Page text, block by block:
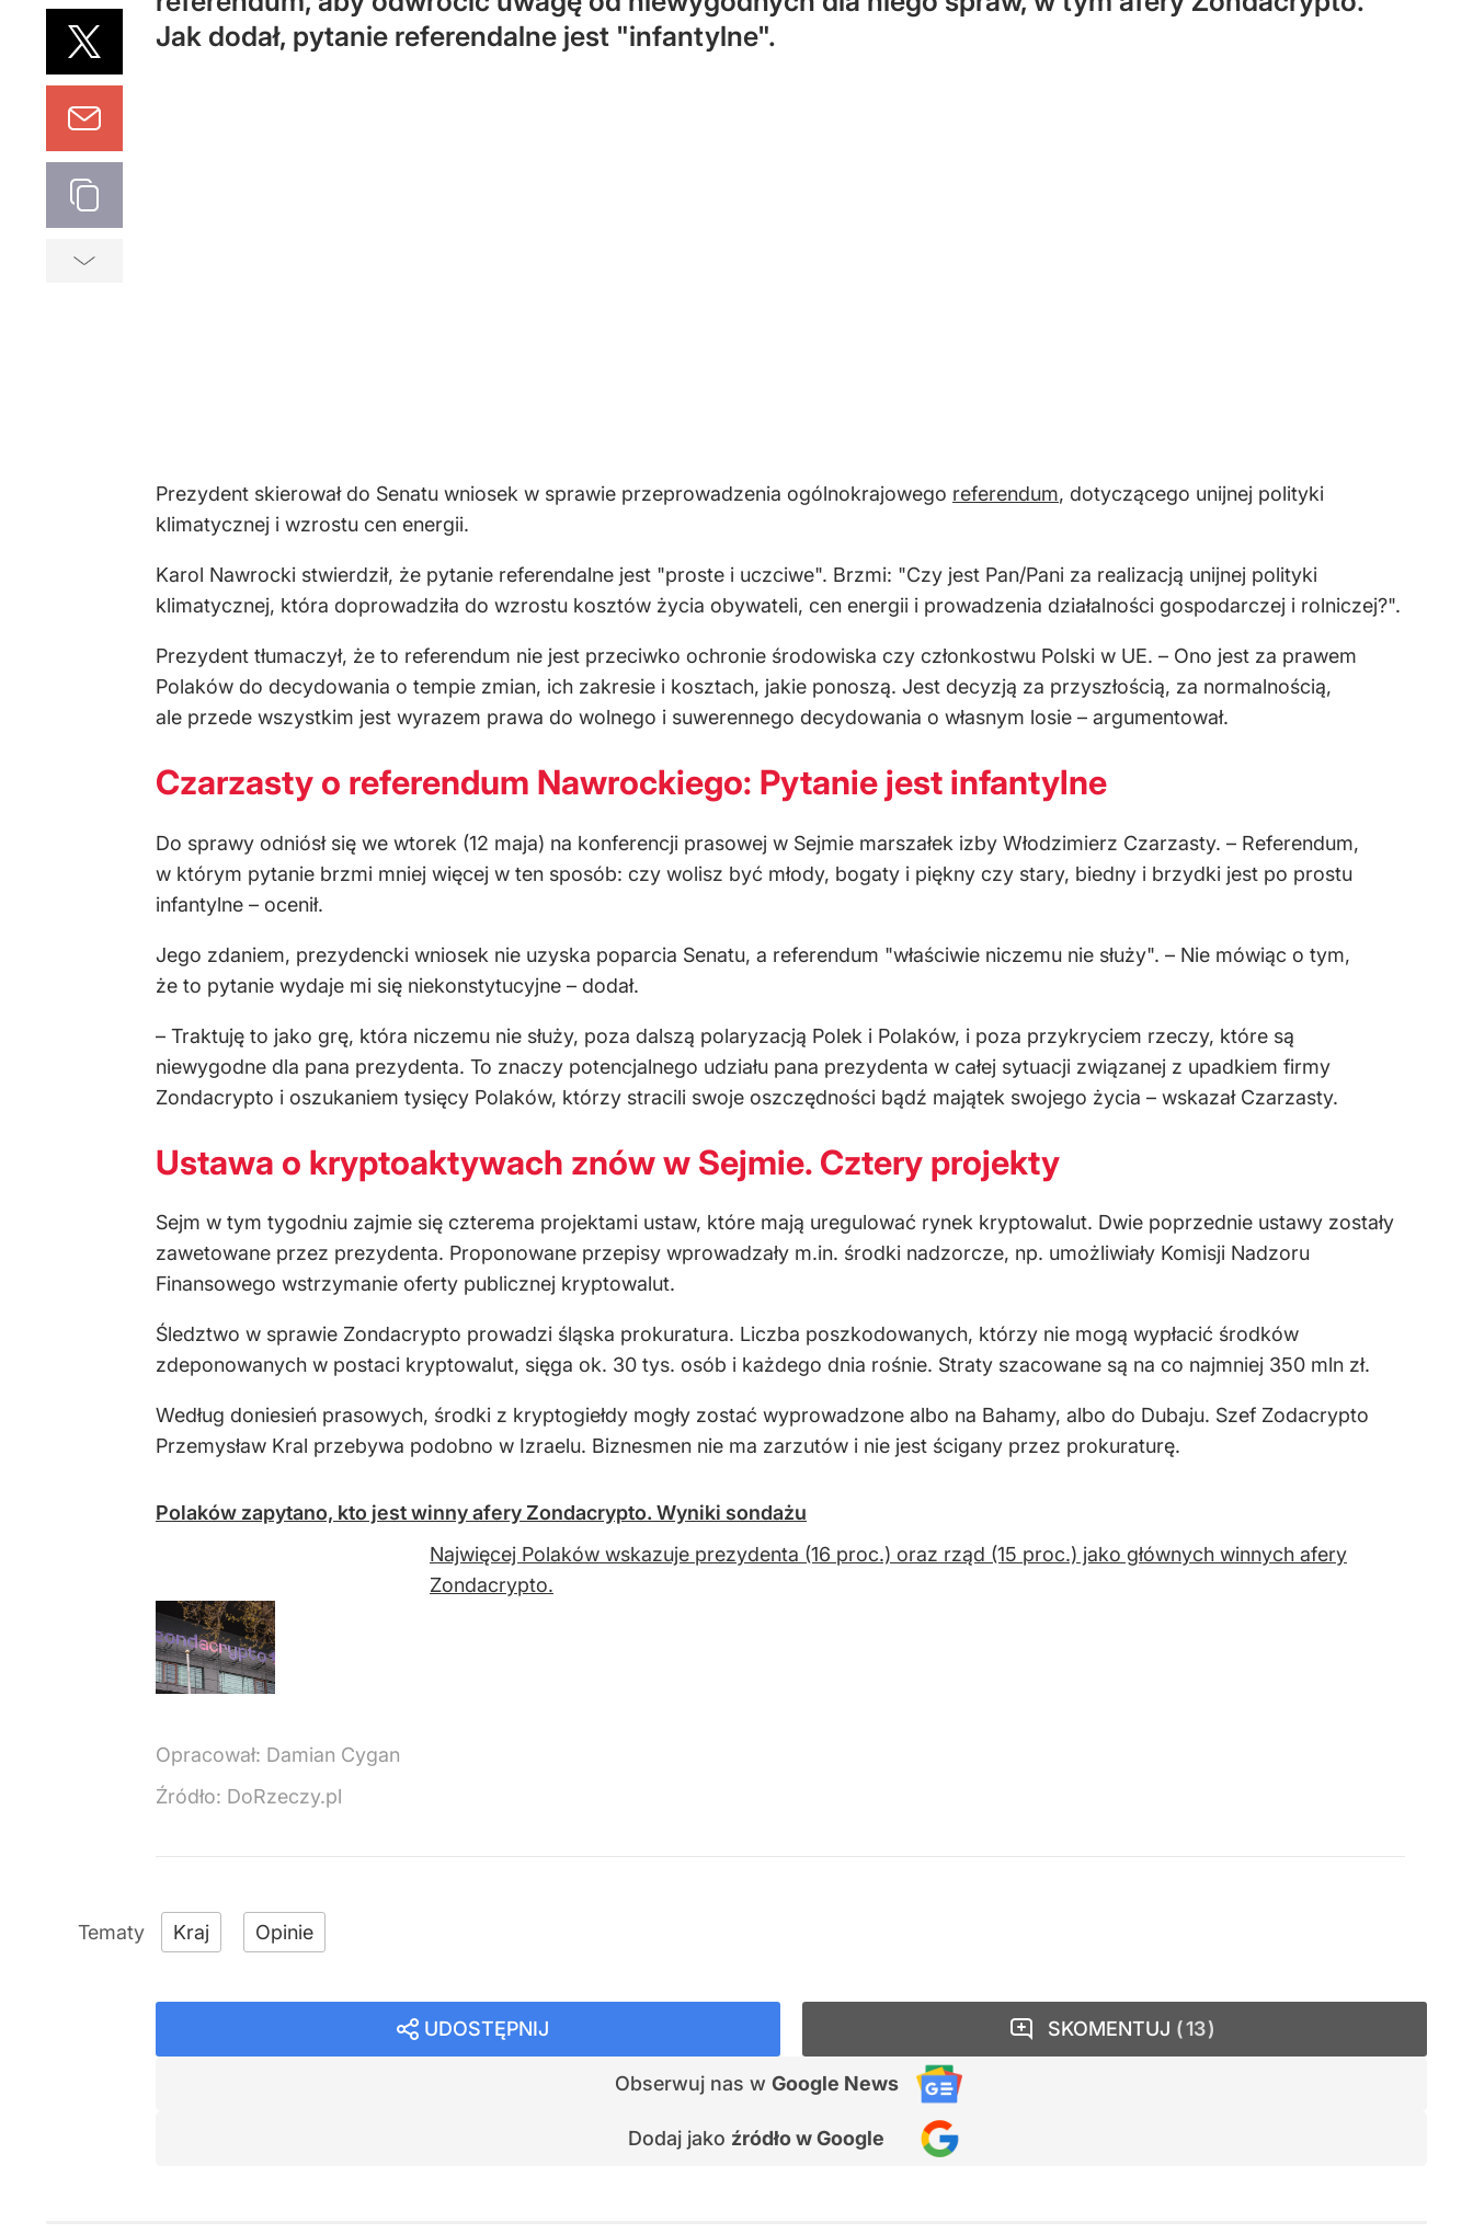
Jak dodał, pytanie referendalne jest "infantylne".
Prezydent skierował do Senatu wniosek w sprawie przeprowadzenia ogólnokrajowego referendum, dotyczącego unijnej polityki
klimatycznej i wzrostu cen energii.
Karol Nawrocki stwierdził, że pytanie referendalne jest "proste i uczciwe". Brzmi: "Czy jest Pan/Pani za realizacją unijnej polityki
klimatycznej, która doprowadziła do wzrostu kosztów życia obywateli, cen energii i prowadzenia działalności gospodarczej i rolniczej?".
Prezydent tłumaczył, że to referendum nie jest przeciwko ochronie środowiska czy członkostwu Polski w UE. – Ono jest za prawem
Polaków do decydowania o tempie zmian, ich zakresie i kosztach, jakie ponoszą. Jest decyzją za przyszłością, za normalnością,
ale przede wszystkim jest wyrazem prawa do wolnego i suwerennego decydowania o własnym losie – argumentował.
Czarzasty o referendum Nawrockiego: Pytanie jest infantylne
Do sprawy odniósł się we wtorek (12 maja) na konferencji prasowej w Sejmie marszałek izby Włodzimierz Czarzasty. – Referendum,
w którym pytanie brzmi mniej więcej w ten sposób: czy wolisz być młody, bogaty i piękny czy stary, biedny i brzydki jest po prostu
infantylne – ocenił.
Jego zdaniem, prezydencki wniosek nie uzyska poparcia Senatu, a referendum "właściwie niczemu nie służy". – Nie mówiąc o tym,
że to pytanie wydaje mi się niekonstytucyjne – dodał.
– Traktuję to jako grę, która niczemu nie służy, poza dalszą polaryzacją Polek i Polaków, i poza przykryciem rzeczy, które są
niewygodne dla pana prezydenta. To znaczy potencjalnego udziału pana prezydenta w całej sytuacji związanej z upadkiem firmy
Zondacrypto i oszukaniem tysięcy Polaków, którzy stracili swoje oszczędności bądź majątek swojego życia – wskazał Czarzasty.
Ustawa o kryptoaktywach znów w Sejmie. Cztery projekty
Sejm w tym tygodniu zajmie się czterema projektami ustaw, które mają uregulować rynek kryptowalut. Dwie poprzednie ustawy zostały
zawetowane przez prezydenta. Proponowane przepisy wprowadzały m.in. środki nadzorcze, np. umożliwiały Komisji Nadzoru
Finansowego wstrzymanie oferty publicznej kryptowalut.
Śledztwo w sprawie Zondacrypto prowadzi śląska prokuratura. Liczba poszkodowanych, którzy nie mogą wypłacić środków
zdeponowanych w postaci kryptowalut, sięga ok. 30 tys. osób i każdego dnia rośnie. Straty szacowane są na co najmniej 350 mln zł.
Według doniesień prasowych, środki z kryptogiełdy mogły zostać wyprowadzone albo na Bahamy, albo do Dubaju. Szef Zodacrypto
Przemysław Kral przebywa podobno w Izraelu. Biznesmen nie ma zarzutów i nie jest ścigany przez prokuraturę.
Polaków zapytano, kto jest winny afery Zondacrypto. Wyniki sondażu
Najwięcej Polaków wskazuje prezydenta (16 proc.) oraz rząd (15 proc.) jako głównych winnych afery
Zondacrypto.
Opracował: Damian Cygan
Źródło: DoRzeczy.pl
Kraj Opinie
UDOSTĘPNIJ
Obserwuj nas w Google News
Dodaj jako źródło w Google
SKOMENTUJ 13